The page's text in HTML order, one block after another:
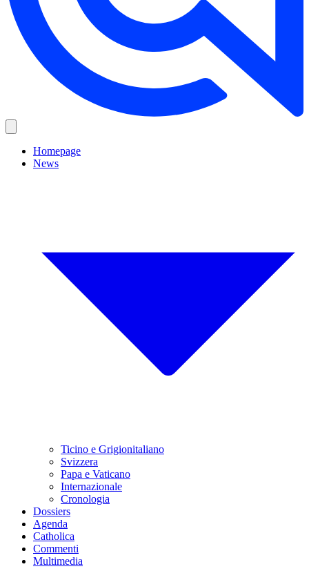
Homepage
News
Ticino e Grigionitaliano
Svizzera
Papa e Vaticano
Internazionale
Cronologia
Dossiers
Agenda
Catholica
Commenti
Multimedia